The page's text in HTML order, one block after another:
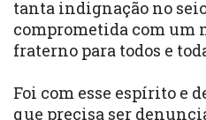
tanta indignação no
comprometida com um
fraterno para todos e
Foi com esse espírito e
que precisa ser